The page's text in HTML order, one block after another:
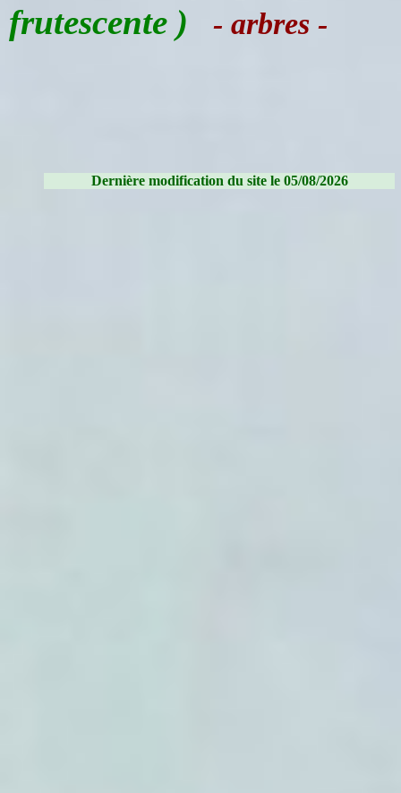
frutescente ) - arbres -
Dernière modification du site le 05/08/2026